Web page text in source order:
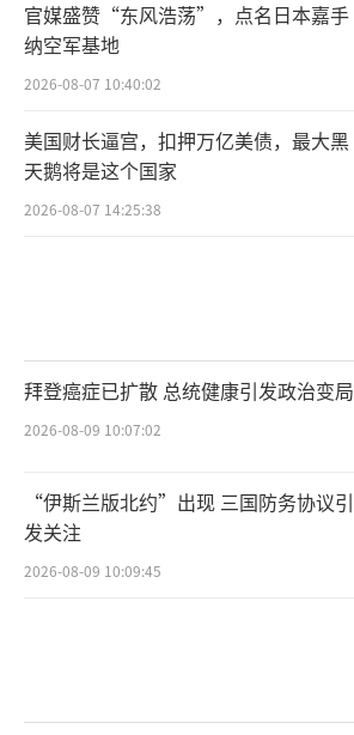
官媒盛赞“东风浩荡”，点名日本嘉手
纳空军基地
2026-08-07 10:40:02
美国财长逼宫，扣押万亿美债，最大黑
天鹅将是这个国家
2026-08-07 14:25:38
拜登癌症已扩散 总统健康引发政治变局
2026-08-09 10:07:02
“伊斯兰版北约”出现 三国防务协议引
发关注
2026-08-09 10:09:45